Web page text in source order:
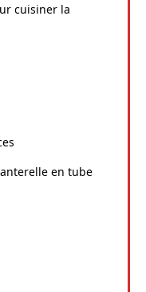
cuisiner la
en tube